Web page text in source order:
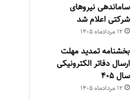
ساماندهی نیروهای
شرکتی اعلام شد
۱۲ مرداد‌ماه ۱۴۰۵
بخشنامه تمدید مهلت
ارسال دفاتر الکترونیکی
سال ۴۰۵
۱۲ مرداد‌ماه ۱۴۰۵